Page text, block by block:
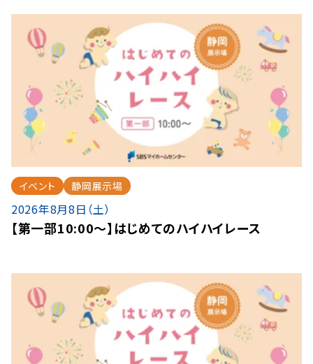
イベント 静岡展示場
2026年8月8日（土）
【第一部10:00～】はじめてのハイハイレース